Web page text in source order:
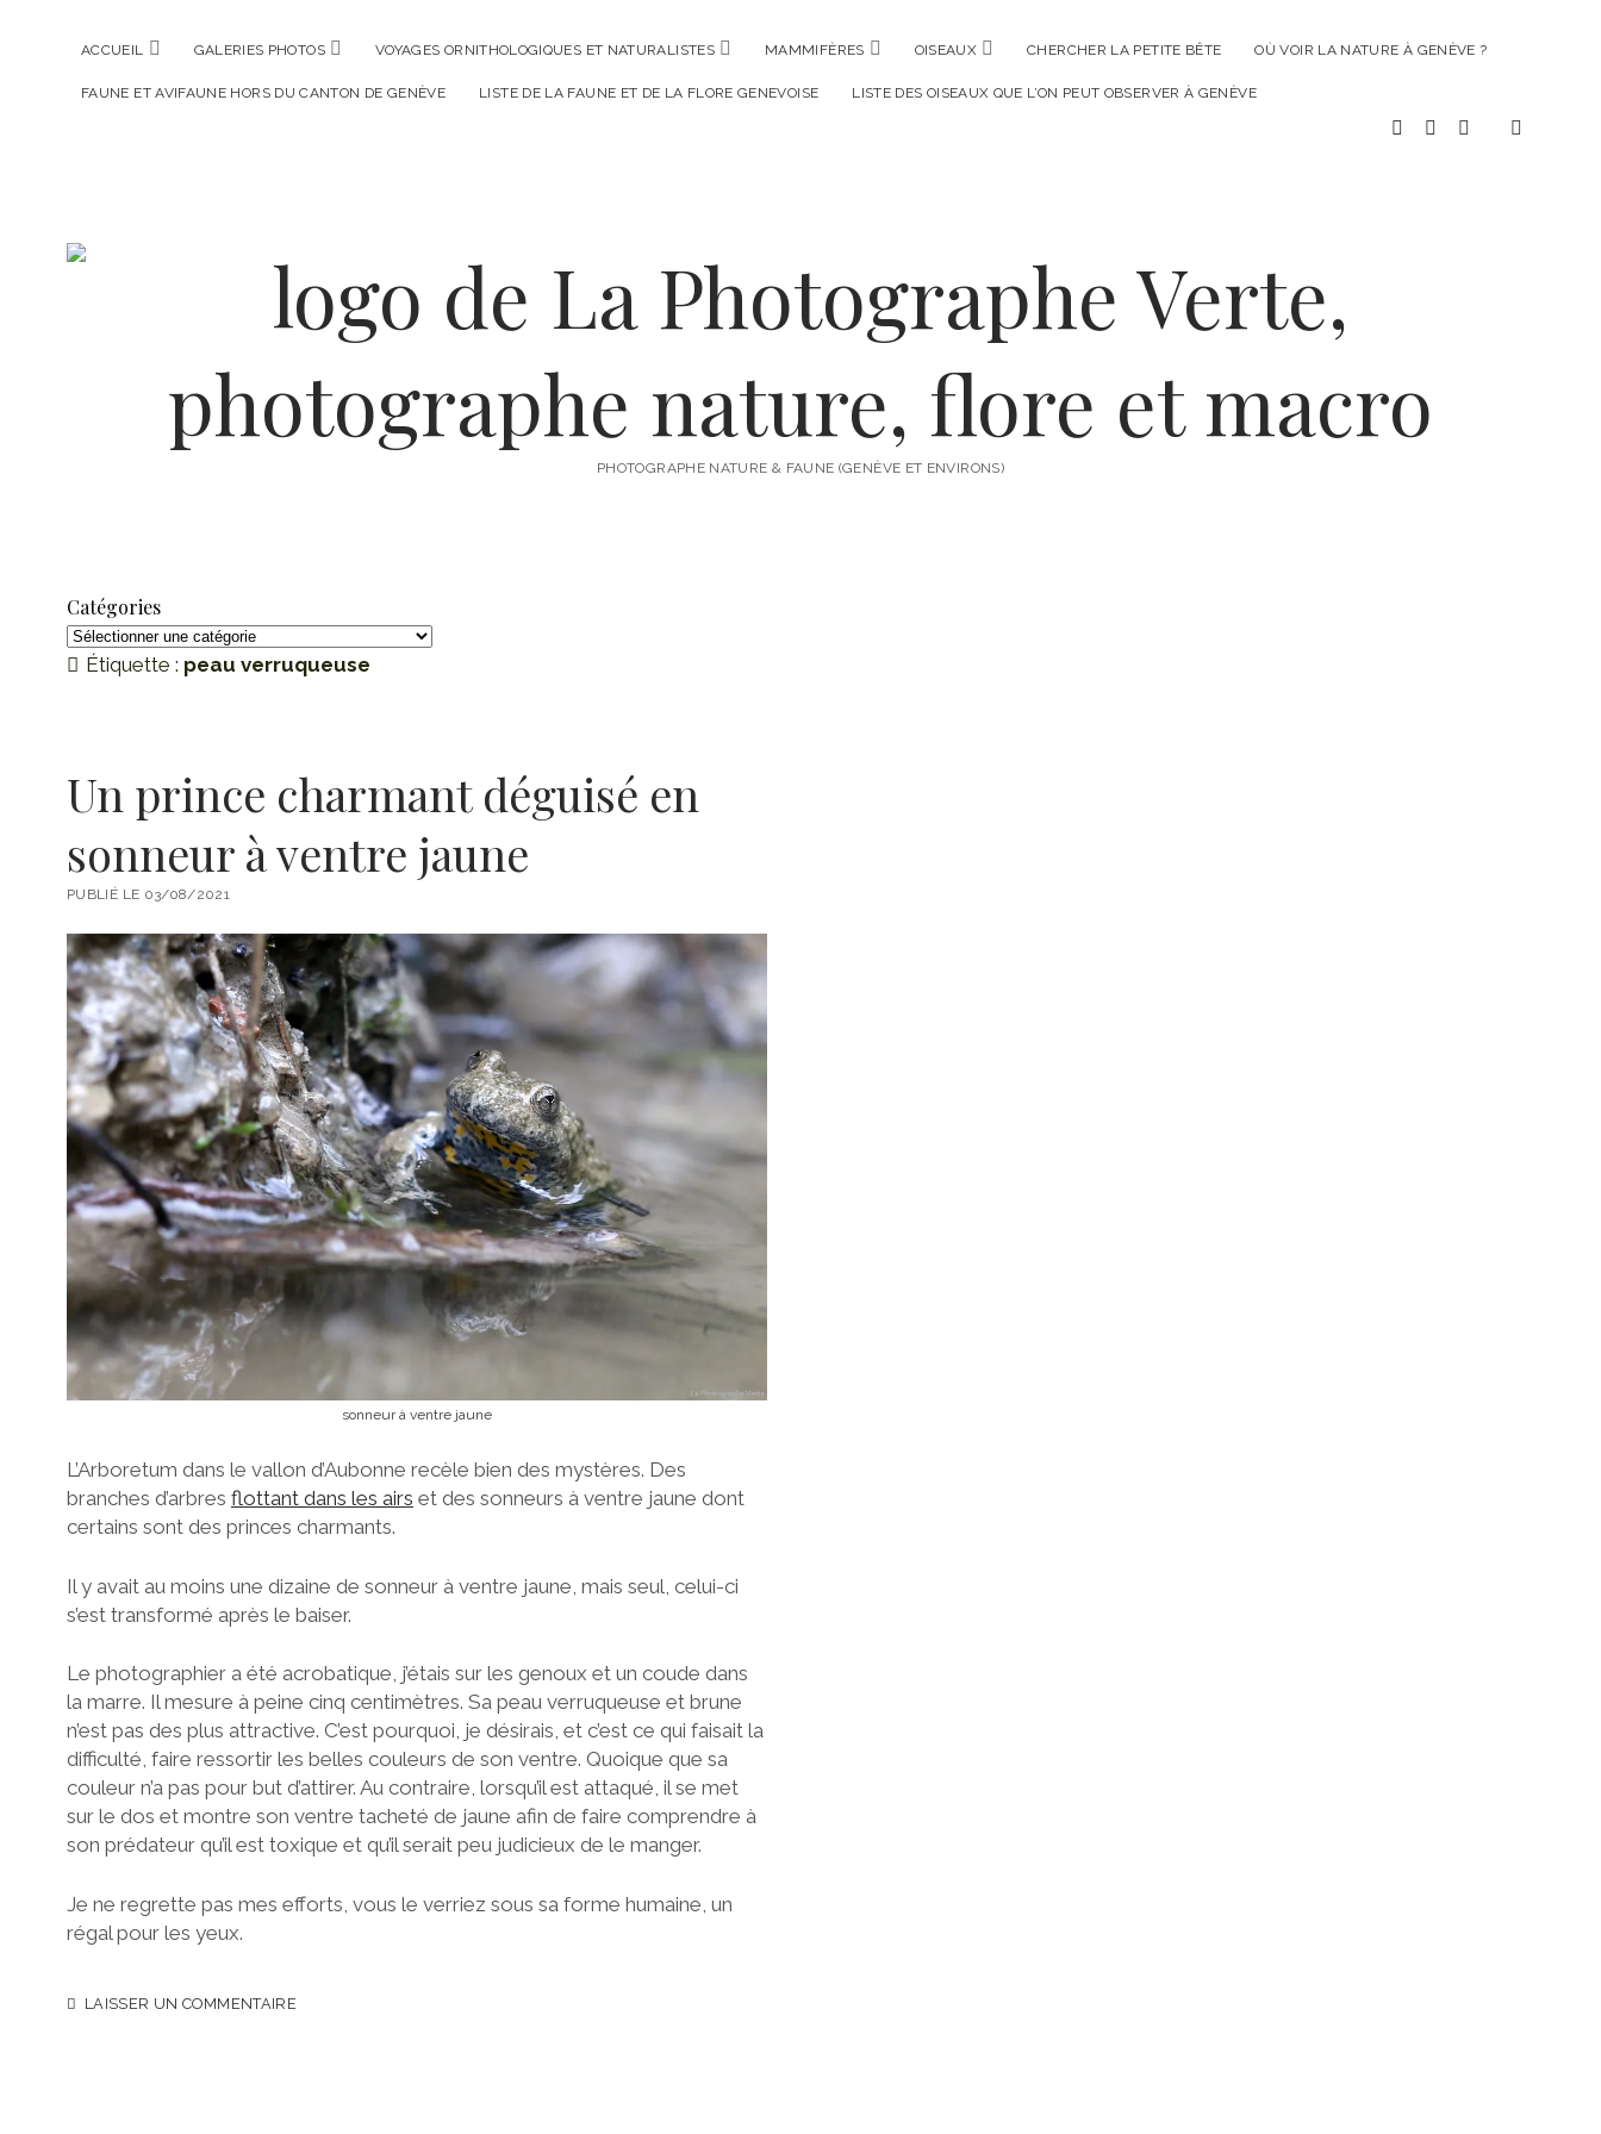
ACCUEIL ouvrirGALERIES PHOTOS ouvrirVOYAGES ORNITHOLOGIQUES ET NATURALISTES ouvrir
MAMMIFÈRES ouvrirOISEAUX ouvrirCHERCHER LA PETITE BÊTE OÙ VOIR LA NATURE À GENÈVE ?
FAUNE ET AVIFAUNE HORS DU CANTON DE GENÈVE LISTE DE LA FAUNE ET DE LA FLORE GENEVOISE LISTE DES OISEAUX QUE L’ON PEUT OBSERVER À GENÈVE
facebookinstagram
email
La
Photographe
PHOTOGRAPHE NATURE & FAUNE (GENÈVE ET ENVIRONS)
Catégories
Catégories
Étiquette : peau verruqueuse
Un prince charmant déguisé en
sonneur à ventre jaune
PUBLIÉ LE 03/08/2021
sonneur à ventre jaune
L’Arboretum dans le vallon d’Aubonne recèle bien des mystères. Des
branches d’arbres flottant dans les airs et des sonneurs à ventre jaune dont
certains sont des princes charmants.
Il y avait au moins une dizaine de sonneur à ventre jaune, mais seul, celui-ci
s’est transformé après le baiser.
Le photographier a été acrobatique, j’étais sur les genoux et un coude dans
la marre. Il mesure à peine cinq centimètres. Sa peau verruqueuse et brune
n’est pas des plus attractive. C’est pourquoi, je désirais, et c’est ce qui faisait la
difficulté, faire ressortir les belles couleurs de son ventre. Quoique que sa
couleur n’a pas pour but d’attirer. Au contraire, lorsqu’il est attaqué, il se met
sur le dos et montre son ventre tacheté de jaune afin de faire comprendre à
son prédateur qu’il est toxique et qu’il serait peu judicieux de le manger.
Je ne regrette pas mes efforts, vous le verriez sous sa forme humaine, un
régal pour les yeux.
LAISSER UN COMMENTAIRE